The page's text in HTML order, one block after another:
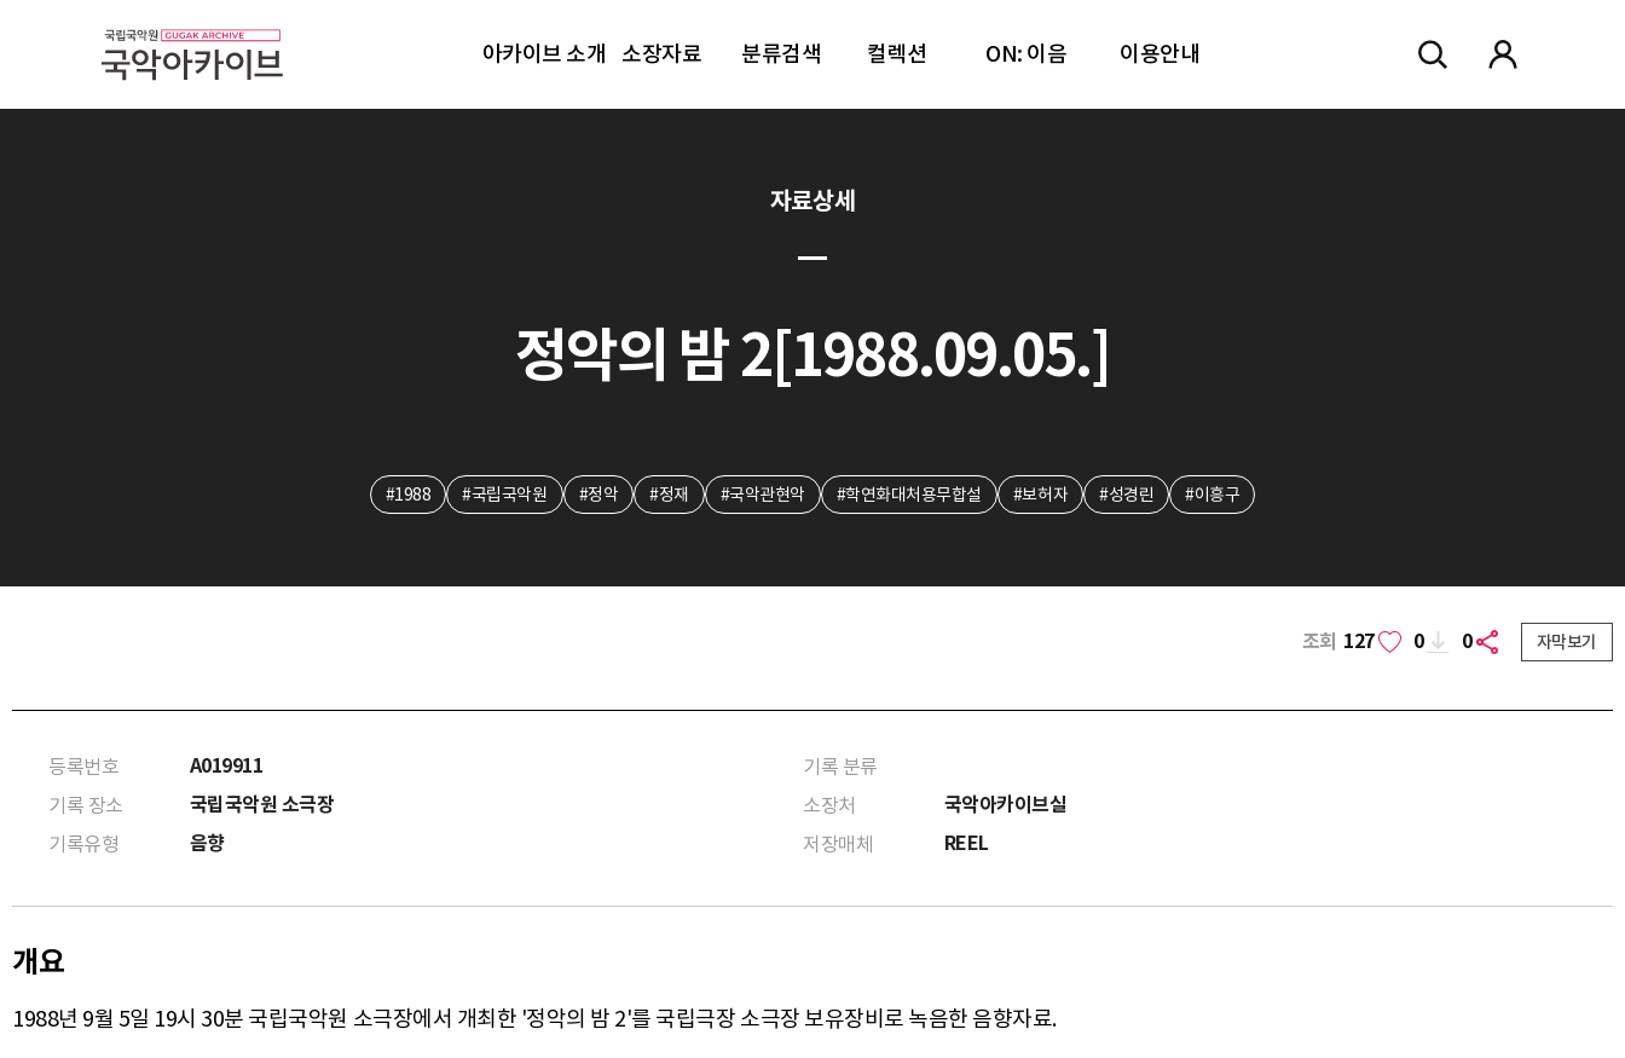
아카이브 소개 소장자료 분류검색 컬렉션 ON: 이음 이용안내
자료상세
정악의 밤 2[1988.09.05.]
#1988 #국립국악원 #정악 #정재 #국악관현악 #학연화대처용무합설 #보허자 #성경린 #이흥구
조회 127 0 0 자막보기
등록번호 A019911
기록 분류
기록 장소
국립국악원 소극장 소장처 국악아카이브실
기록유형 음향 저장매체 REEL
개요
1988년 9월 5일 19시 30분 국립국악원 소극장에서 개최한 '정악의 밤 2'를 국립극장 소극장 보유장비로 녹음한 음향자료.